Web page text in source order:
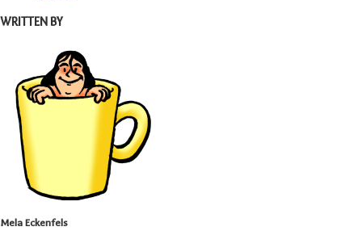
WRITTEN BY
Mela Eckenfels